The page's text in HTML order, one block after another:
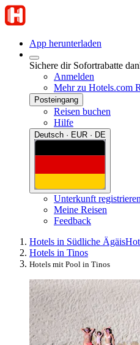
App herunterladen
Sichere dir Sofortrabatte
Anmelden
Mehr zu Hotels.com
Posteingang
Reisen buchen
Hilfe
Deutsch · EUR · DE
Unterkunft registrieren
Meine Reisen
Feedback
Hotels in Südliche Ägäis
Hotels in Tinos
Hotels mit Pool in Tinos